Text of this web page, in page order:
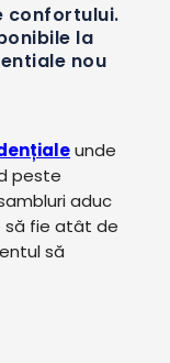
confortului.
la
nou
unde
peste
aduc
să fie atât de
să